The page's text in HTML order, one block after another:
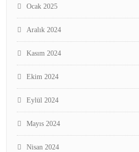
Ocak 2025
Aralık 2024
Kasım 2024
Ekim 2024
Eylül 2024
Mayıs 2024
Nisan 2024